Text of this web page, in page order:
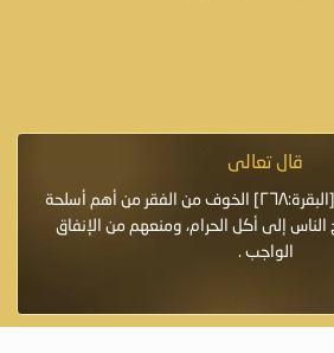
قال تعالى
﴿الشيطان يعِدُكم الفقر﴾[البقرة:٢٦٨] الخوف من الفقر من أهم أسلحة
الناس إلى أكل الحرام، ومنعهم من الإنفاق
الواجب .